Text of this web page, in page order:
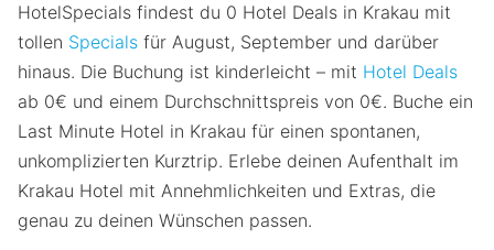
HotelSpecials findest du 0 Hotel Deals in Krakau mit
tollen Specials für August, September und darüber
hinaus. Die Buchung ist kinderleicht – mit Hotel Deals
ab 0€ und einem Durchschnittspreis von 0€. Buche ein
Last Minute Hotel in Krakau für einen spontanen,
unkomplizierten Kurztrip. Erlebe deinen Aufenthalt im
Krakau Hotel mit Annehmlichkeiten und Extras, die
genau zu deinen Wünschen passen.